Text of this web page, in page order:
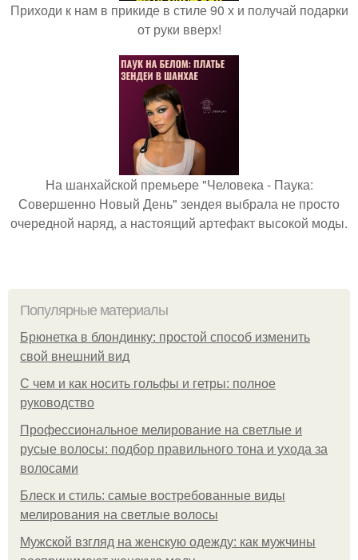
Приходи к нам в прикиде в стиле 90 х и получай подарки
от руки вверх!
На шанхайской премьере "Человека - Паука:
Совершенно Новый День" зендея выбрала не просто
очередной наряд, а настоящий артефакт высокой моды.
Популярные материалы
Брюнетка в блондинку: простой способ изменить
свой внешний вид
С чем и как носить гольфы и гетры: полное
руководство
Профессиональное мелирование на светлые и
русые волосы: подбор правильного тона и ухода за
волосами
Блеск и стиль: самые востребованные виды
мелирования на светлые волосы
Мужской взгляд на женскую одежду: как мужчины